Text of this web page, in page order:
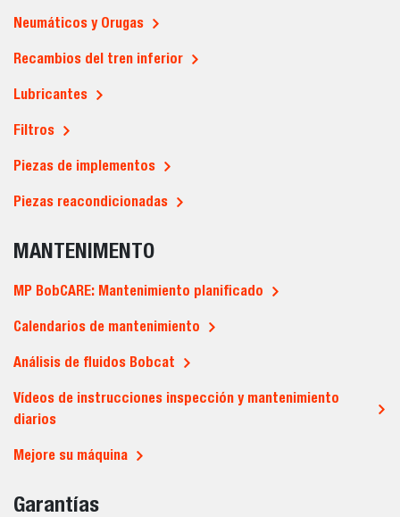
MANTENIMENTO
MP BobCARE: Mantenimiento planificado
Calendarios de mantenimiento
Análisis de fluidos Bobcat
Vídeos de instrucciones inspección y mantenimiento
diarios
Mejore su máquina
Neumáticos y Orugas
Recambios del tren inferior
Lubricantes
Filtros
Piezas de implementos
Piezas reacondicionadas
Garantías